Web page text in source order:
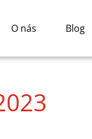
O nás Blog